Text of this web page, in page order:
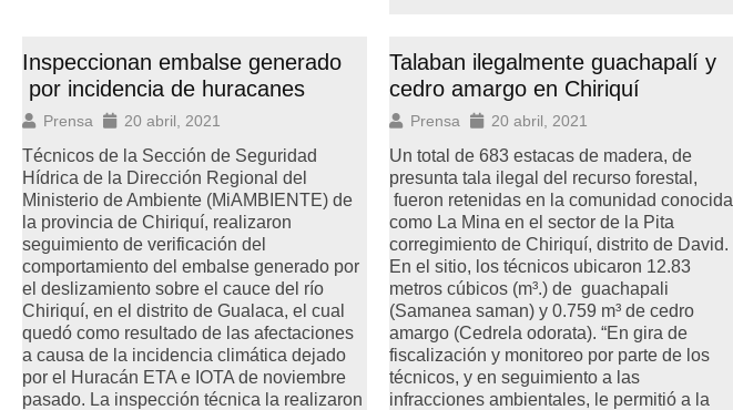
Inspeccionan embalse generado
por incidencia de huracanes
Prensa 20 abril, 2021
Técnicos de la Sección de Seguridad
Hídrica de la Dirección Regional del
Ministerio de Ambiente (MiAMBIENTE) de
la provincia de Chiriquí, realizaron
seguimiento de verificación del
comportamiento del embalse generado por
el deslizamiento sobre el cauce del río
Chiriquí, en el distrito de Gualaca, el cual
quedó como resultado de las afectaciones
a causa de la incidencia climática dejado
por el Huracán ETA e IOTA de noviembre
pasado. La inspección técnica la realizaron
Talaban ilegalmente guachapalí y
cedro amargo en Chiriquí
Prensa 20 abril, 2021
Un total de 683 estacas de madera, de
presunta tala ilegal del recurso forestal,
fueron retenidas en la comunidad conocida
como La Mina en el sector de la Pita
corregimiento de Chiriquí, distrito de David.
En el sitio, los técnicos ubicaron 12.83
metros cúbicos (m³.) de guachapali
(Samanea saman) y 0.759 m³ de cedro
amargo (Cedrela odorata). “En gira de
fiscalización y monitoreo por parte de los
técnicos, y en seguimiento a las
infracciones ambientales, le permitió a la